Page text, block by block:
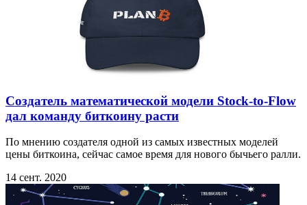
Создатель математической модели Stock-to-Flow
дал команду биткоину расти
По мнению создателя одной из самых известных моделей
цены биткоина, сейчас самое время для нового бычьего ралли.
14 сент. 2020